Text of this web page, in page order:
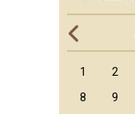
1 2
8
9